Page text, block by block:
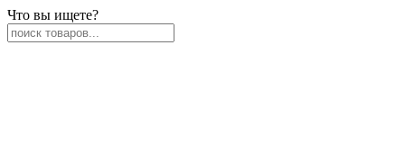
Что вы ищете?